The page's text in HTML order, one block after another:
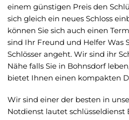
einem günstigen Preis den
sich gleich ein neues Schloss
können Sie sich auch einen
sind Ihr Freund und Helfer Was
Schlösser angeht. Wir sind ihr
Nähe falls Sie in Bohnsdorf
bietet Ihnen einen kompakten
Wir sind einer der besten in
Notdienst lautet schlüsseldienst